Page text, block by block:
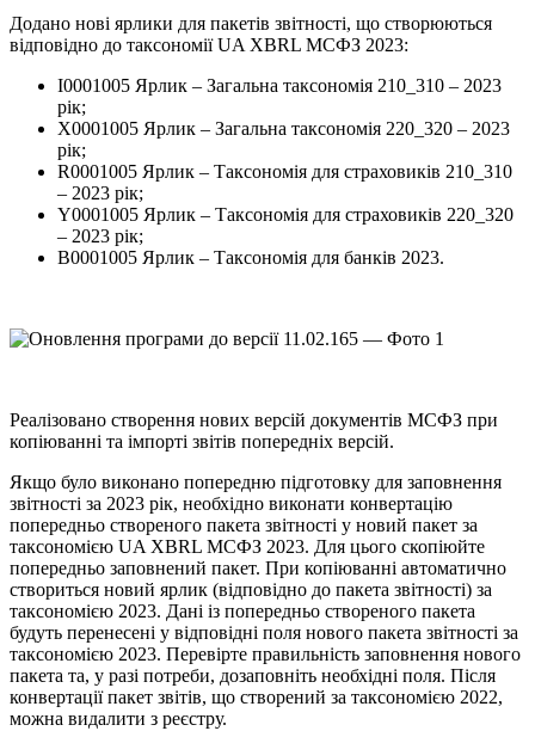
Додано нові ярлики для пакетів звітності, що створюються
відповідно до таксономії UA XBRL МСФЗ 2023:
I0001005 Ярлик – Загальна таксономія 210_310 – 2023
рік;
X0001005 Ярлик – Загальна таксономія 220_320 – 2023
рік;
R0001005 Ярлик – Таксономія для страховиків 210_310
– 2023 рік;
Y0001005 Ярлик – Таксономія для страховиків 220_320
– 2023 рік;
B0001005 Ярлик – Таксономія для банків 2023.
Реалізовано створення нових версій документів МСФЗ при
копіюванні та імпорті звітів попередніх версій.
Якщо було виконано попередню підготовку для заповнення
звітності за 2023 рік, необхідно виконати конвертацію
попередньо створеного пакета звітності у новий пакет за
таксономією UA XBRL МСФЗ 2023. Для цього скопіюйте
попередньо заповнений пакет. При копіюванні автоматично
створиться новий ярлик (відповідно до пакета звітності) за
таксономією 2023. Дані із попередньо створеного пакета
будуть перенесені у відповідні поля нового пакета звітності за
таксономією 2023. Перевірте правильність заповнення нового
пакета та, у разі потреби, дозаповніть необхідні поля. Після
конвертації пакет звітів, що створений за таксономією 2022,
можна видалити з реєстру.